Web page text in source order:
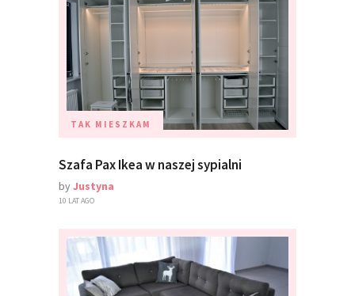
TAK MIESZKAM
Szafa Pax Ikea w naszej sypialni
byJustyna
10 LAT AGO